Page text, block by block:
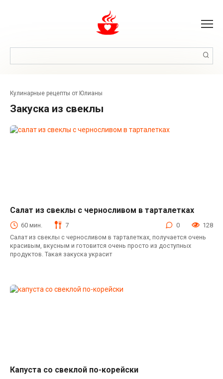
Кулинарные рецепты от Юлианы
закуска из свеклы
Салат из свеклы с черносливом в тарталетках
60 мин. 7 0
128
Салат из свеклы с черносливом в тарталетках, получается очень
красивым, вкусным и готовится очень просто из доступных
продуктов. Такая закуска украсит
Закуски
Капуста со свеклой по-корейски